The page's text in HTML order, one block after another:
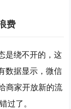
费
是绕不开的，这
数据显示，微信
商家开放新的流
过了。